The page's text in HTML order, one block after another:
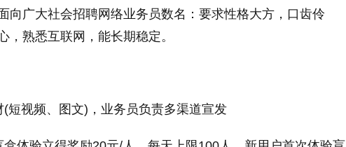
向广大社会招聘网络业务员数名：要求性格大方，口齿伶
，熟悉互联网，能长期稳定。
短视频、图文)，业务员负责多渠道宣发